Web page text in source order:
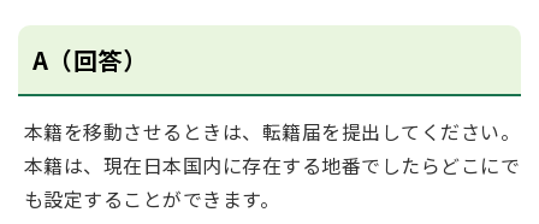
A（回答）
本籍を移動させるときは、転籍届を提出してください。
本籍は、現在日本国内に存在する地番でしたらどこにで
も設定することができます。